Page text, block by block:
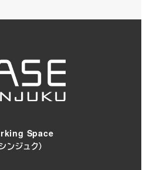
Space
ジュク）